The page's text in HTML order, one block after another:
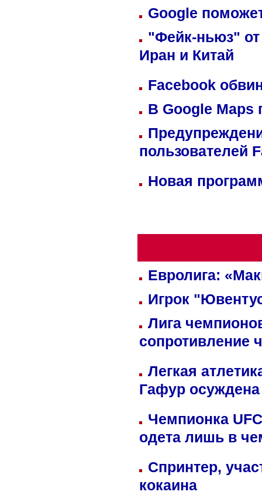
Google
"Фейк-ньюз" от
Иран и Китай
Facebook
В Google Maps
пользователей
Новая
Евролига:
Игрок
Лига
сопротивление
Легкая
Гафур осуждена
Чемпионка
одета лишь в
Спринтер,
кокаина